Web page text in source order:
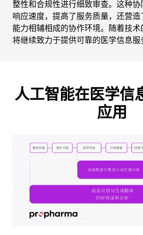
整性和合规性进行细致审查。这种协
响应速度，提高了服务质量，还营
能力相辅相成的协作环境。随着技术
将继续致力于提供可靠的医学信息服
人工智能在医学信
应用